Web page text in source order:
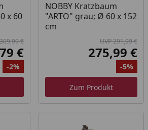
x 60
Ursprünglicher Preis
€
Aktueller Preis
€
Rabatt
-2%
NOBBY Kratzbaum
"ARTO" grau; Ø 60 x 152
cm
UVP 291,99 €
275,99 €
-5%
Zum Produkt